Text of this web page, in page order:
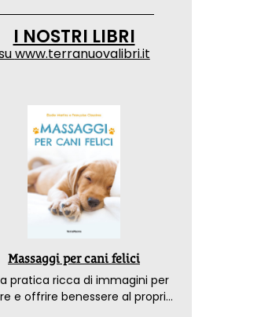
I NOSTRI LIBRI
www.terranuovalibri.it
Massaggi per cani felici
pratica ricca di immagini per
offrire benessere al proprio